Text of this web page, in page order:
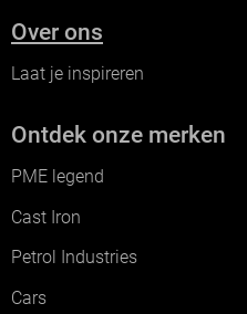
Over ons
Laat je inspireren
Ontdek onze merken
PME legend
Cast Iron
Petrol Industries
Cars